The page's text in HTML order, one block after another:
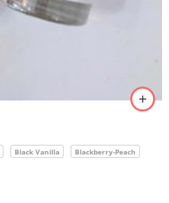
Black Vanilla
Blackberry-Peach